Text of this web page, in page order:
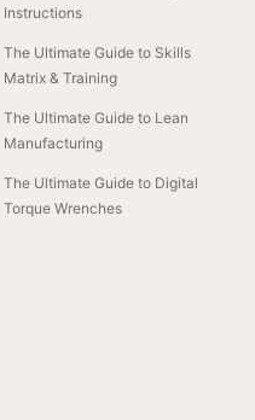
Instructions
The Ultimate Guide to Skills
Matrix & Training
The Ultimate Guide to Lean
Manufacturing
The Ultimate Guide to Digital
Torque Wrenches